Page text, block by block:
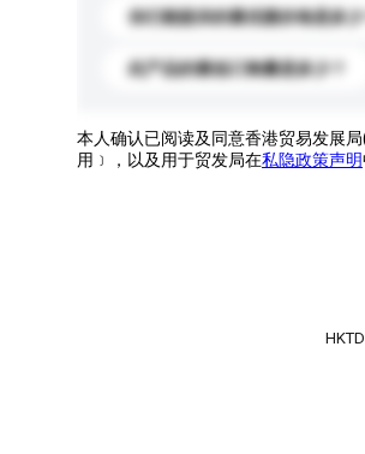
你们能提供的最优惠价格是多少
此产品的最低订购量是多少？
本人确认已阅读及同意香港贸易发展局
用﹞，以及用于贸发局在私隐政策声明